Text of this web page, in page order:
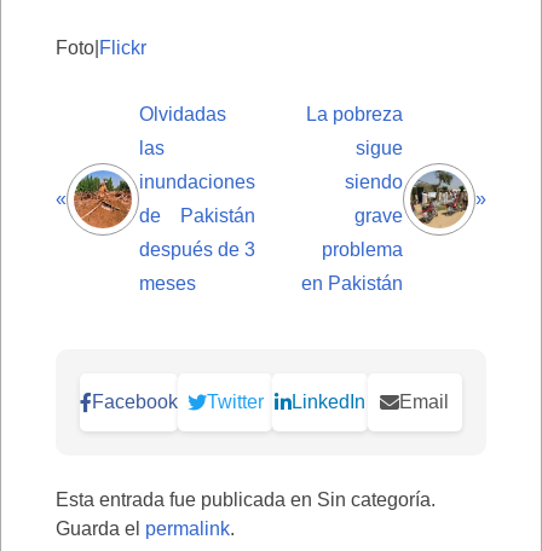
Foto| Flickr
«
Olvidadas
las
inundaciones
de Pakistán
después de 3
meses
La pobreza
sigue
siendo
grave
problema
en Pakistán
»
Facebook Twitter LinkedIn Email
Esta entrada fue publicada en Sin categoría.
Guarda el permalink.